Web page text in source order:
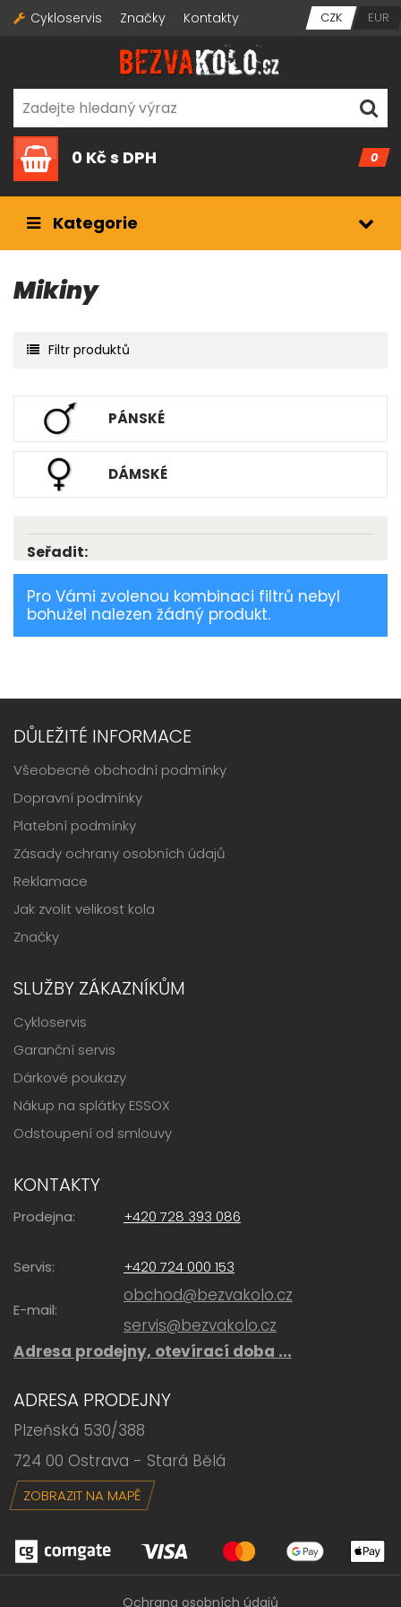
Cykloservis Značky Kontakty CZK EUR
0
0 Kčs DPH
Kategorie
Mikiny
Filtr produktů
PÁNSKÉ
DÁMSKÉ
Seřadit:
Pro Vámi zvolenou kombinaci filtrů nebyl
bohužel nalezen žádný produkt.
DŮLEŽITÉ INFORMACE
Všeobecné obchodní podmínky
Dopravní podmínky
Platební podmínky
Zásady ochrany osobních údajů
Reklamace
Jak zvolit velikost kola
Značky
SLUŽBY ZÁKAZNÍKŮM
Cykloservis
Garanční servis
Dárkové poukazy
Nákup na splátky ESSOX
Odstoupení od smlouvy
KONTAKTY
Prodejna: +420 728 393 086
Servis: +420 724 000 153
E-mail:
obchod@bezvakolo.cz
servis@bezvakolo.cz
Adresa prodejny, otevírací doba ...
ADRESA PRODEJNY
Plzeňská 530/388
724 00 Ostrava - Stará Bělá
ZOBRAZIT NA MAPĚ
Ochrana osobních údajů